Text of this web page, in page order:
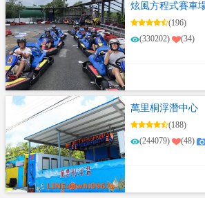
炫風方程式賽車
(196)
(330202)
(34)
萬里桐浮潛中心
(188)
(244079)
(48)